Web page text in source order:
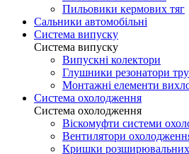
Пильовики кермових тяг
Сальники автомобільні
Система випуску
Система випуску
Випускні колектори
Глушники резонатори
Монтажні елементи
Система охолодження
Система охолодження
Віскомуфти системи
Вентилятори
Кришки розширювальних